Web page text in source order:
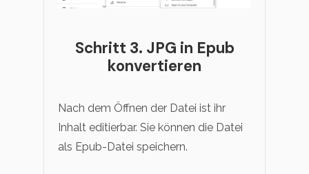
Schritt 3. JPG in Epub
konvertieren
Nach dem Öffnen der Datei ist ihr
Inhalt editierbar. Sie können die Datei
als Epub-Datei speichern.